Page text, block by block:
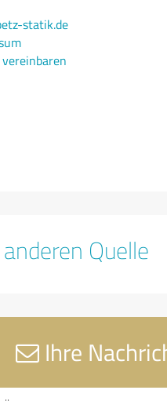
statik.de
Quelle
Ihre